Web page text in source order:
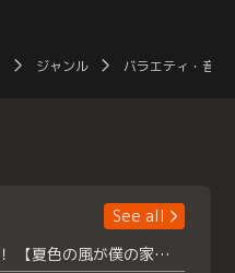
ジャンル バラエティ・音楽
See all
浮所飛貴主演！ 【夏色の風が僕の家にやってきた】 本日よりテラサで独占配信スタート！